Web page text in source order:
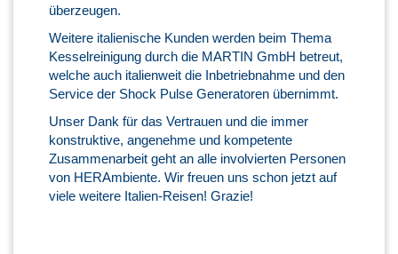
überzeugen.
Weitere italienische Kunden werden beim Thema
Kesselreinigung durch die MARTIN GmbH betreut,
welche auch italienweit die Inbetriebnahme und den
Service der Shock Pulse Generatoren übernimmt.
Unser Dank für das Vertrauen und die immer
konstruktive, angenehme und kompetente
Zusammenarbeit geht an alle involvierten Personen
von HERAmbiente. Wir freuen uns schon jetzt auf
viele weitere Italien-Reisen! Grazie!